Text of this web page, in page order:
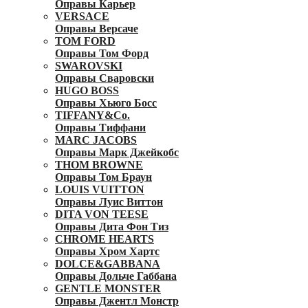
Оправы Карьер
VERSACE
Оправы Версаче
TOM FORD
Оправы Том Форд
SWAROVSKI
Оправы Сваровски
HUGO BOSS
Оправы Хьюго Босс
TIFFANY&Co.
Оправы Тиффани
MARC JACOBS
Оправы Марк Джейкобс
THOM BROWNE
Оправы Том Браун
LOUIS VUITTON
Оправы Луис Виттон
DITA VON TEESE
Оправы Дита Фон Тиз
CHROME HEARTS
Оправы Хром Хартс
DOLCE&GABBANA
Оправы Дольче Габбана
GENTLE MONSTER
Оправы Джентл Монстр